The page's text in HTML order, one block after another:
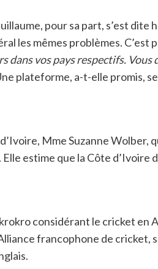
pour sa part, s’est dite
les mêmes problèmes.
dans vos pays respectifs.
plateforme, a-t-elle promis,
Mme Suzanne Wolber,
estime que la Côte
considérant le cricket en
francophone de